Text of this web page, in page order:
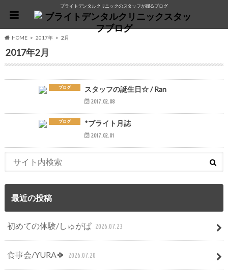
ブライトデンタルクリニックのスタッフが綴るブログ
HOME 2017年 2月
2017年2月
ブログ スタッフの誕生日☆ / Ran
2017.02.08
ブログ *ブライト月誌
2017.02.01
最近の投稿
初めての体験/しゅがぱ 2026.07.23
食事会/YURA🍀 2026.07.20